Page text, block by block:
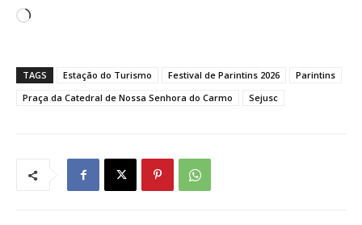
C
r
e
TAGS Estação do Turismo Festival de Parintins 2026
Parintins
Praça da Catedral de Nossa Senhora do Carmo
Sejusc